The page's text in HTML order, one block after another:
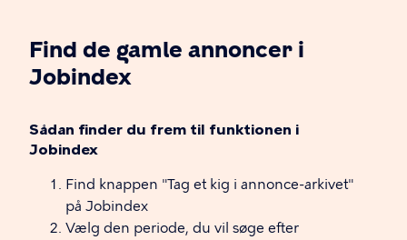
Find de gamle annoncer i
Jobindex
Sådan finder du frem til funktionen i
Jobindex
Find knappen "Tag et kig i annonce-arkivet"
på Jobindex
Vælg den periode, du vil søge efter